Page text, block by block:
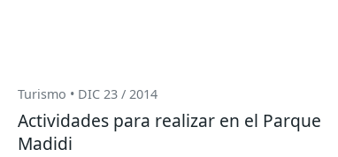
Turismo • DIC 23 / 2014
Actividades para realizar en el Parque
Madidi